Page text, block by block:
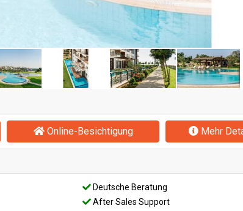
Online-Besichtigung Mehr
Deutsche Beratung
After Sales Support